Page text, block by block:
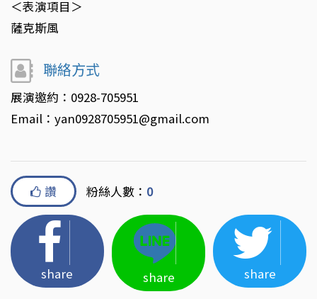
＜表演項目＞
薩克斯風
聯絡方式
展演邀約：0928-705951
Email：yan0928705951@gmail.com
讚 粉絲人數： 0
share share share